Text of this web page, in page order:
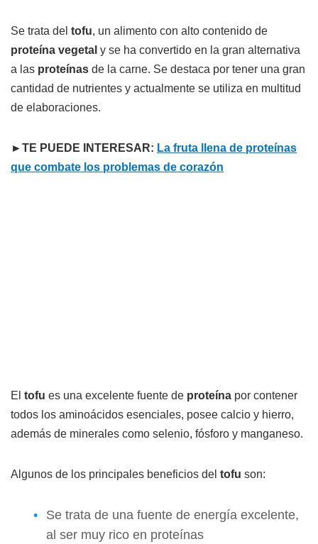
Se trata del tofu, un alimento con alto contenido de
proteína vegetal y se ha convertido en la gran alternativa
a las proteínas de la carne. Se destaca por tener una gran
cantidad de nutrientes y actualmente se utiliza en multitud
de elaboraciones.
►TE PUEDE INTERESAR: La fruta llena de proteínas
que combate los problemas de corazón
El tofu es una excelente fuente de proteína por contener
todos los aminoácidos esenciales, posee calcio y hierro,
además de minerales como selenio, fósforo y manganeso.
Algunos de los principales beneficios del tofu son:
Se trata de una fuente de energía excelente,
al ser muy rico en proteínas